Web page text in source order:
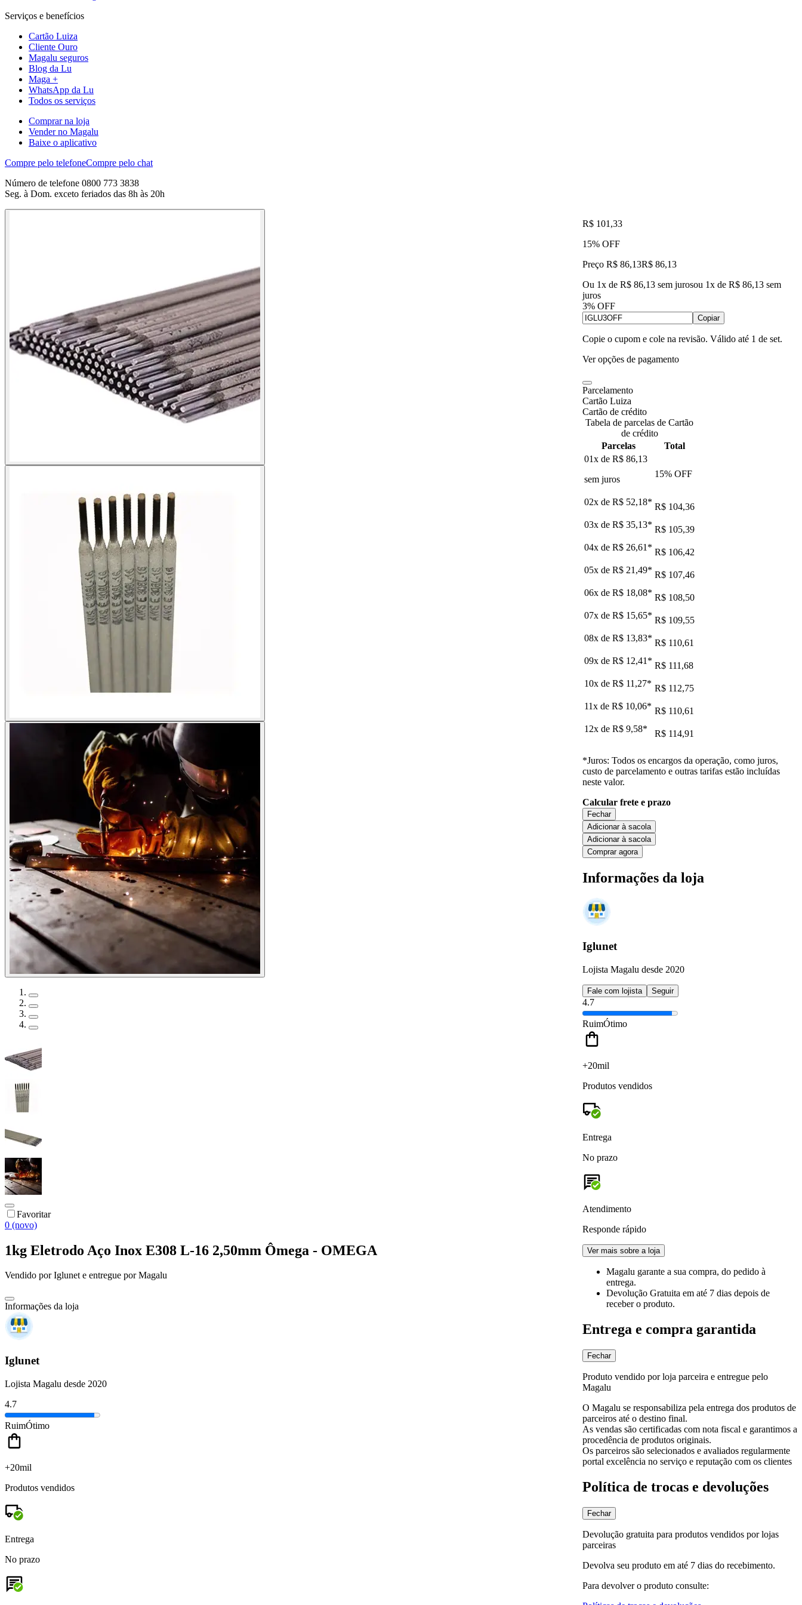
Serviços e benefícios
Cartão Luiza
Cliente Ouro
Magalu seguros
Blog da Lu
Maga +
WhatsApp da Lu
Todos os serviços
Comprar na loja
Vender no Magalu
Baixe o aplicativo
Compre pelo telefoneCompre pelo chat
Número de telefone 0800 773 3838
Seg. à Dom. exceto feriados das 8h às 20h
Favoritar
0 (novo)
1kg Eletrodo Aço Inox E308 L-16 2,50mm Ômega - OMEGA
Vendido porIglunete entregue por Magalu
Informações da loja
Iglunet
Lojista Magalu desde 2020
4.7
RuimÓtimo
+20mil
Produtos vendidos
Entrega
No prazo
R$ 101,33
15% OFF
Preço R$ 86,13R$ 86,13
Ou 1x de R$ 86,13 sem jurosou 1x de R$ 86,13 sem
juros
3% OFF
Copiar
Copie o cupom e cole na revisão. Válido até 1 de set.
Ver opções de pagamento
Parcelamento
Cartão Luiza
Cartão de crédito
Tabela de parcelas de Cartão
de crédito
Parcelas
Total
01x de R$ 86,13
sem juros
15% OFF
02x de R$ 52,18* R$ 104,36
03x de R$ 35,13* R$ 105,39
04x de R$ 26,61 * R$ 106,42
05x de R$ 21,49* R$ 107,46
06x de R$ 18,08* R$ 108,50
07x de R$ 15,65* R$ 109,55
08x de R$ 13,83* R$ 110,61
09x de R$ 12,41 * R$ 111,68
10x de R$ 11,27* R$ 112,75
11x de R$ 10,06* R$ 110,61
12x de R$ 9,58* R$ 114,91
*Juros: Todos os encargos da operação, como juros,
custo de parcelamento e outras tarifas estão incluídas
neste valor.
Calcular frete e prazo
Fechar
Adicionar à sacola
Adicionar à sacola
Comprar agora
Informações da loja
Iglunet
Lojista Magalu desde 2020
Fale com lojista Seguir
4.7
RuimÓtimo
+20mil
Produtos vendidos
Entrega
No prazo
Atendimento
Responde rápido
Ver mais sobre a loja
Magalu garante a sua compra, do pedido à
entrega.
Devolução Gratuita em até 7 dias depois de
receber o produto.
Entrega e compra garantida
Fechar
Produto vendido por loja parceira e entregue pelo
Magalu
O Magalu se responsabiliza pela entrega dos produtos de
parceiros até o destino final.
As vendas são certificadas com nota fiscal e garantimos a
procedência de produtos originais.
Os parceiros são selecionados e avaliados regularmente
portal excelência no serviço e reputação com os clientes
Política de trocas e devoluções
Fechar
Devolução gratuita para produtos vendidos por lojas
parceiras
Devolva seu produto em até 7 dias do recebimento.
Para devolver o produto consulte: